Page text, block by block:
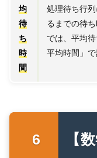
均
待
ち
時
間
処理待ち行
るまでの待
では、平均
平均時間」で
【